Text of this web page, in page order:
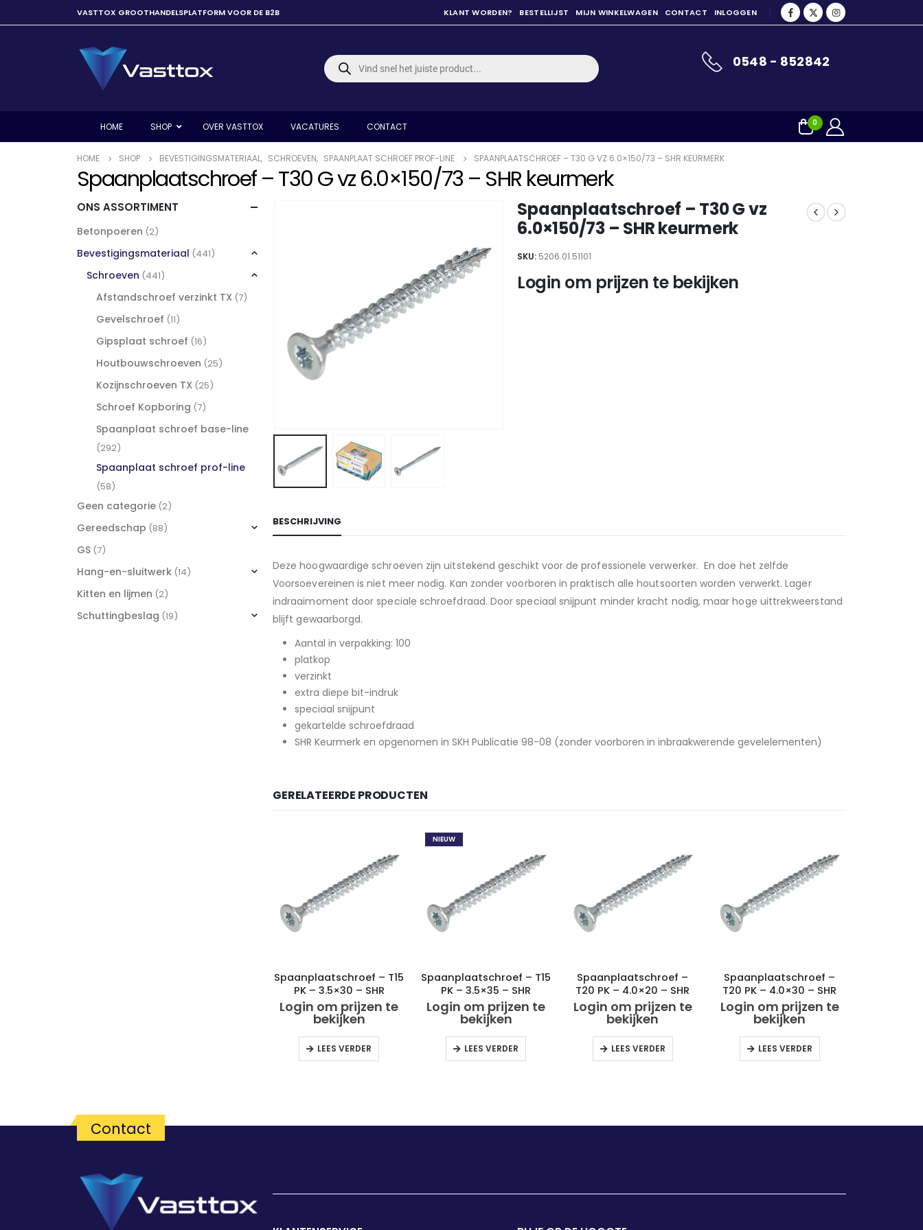
VASTTOX GROOTHANDELSPLATFORM VOOR DE B2B KLANT WORDEN? BESTELLIJST MIJN WINKELWAGEN CONTACT INLOGGEN
Producten
zoeken 0548 - 852842
HOME SHOP OVER VASTTOX VACATURES CONTACT 0
HOME SHOP BEVESTIGINGSMATERIAAL, SCHROEVEN, SPAANPLAAT SCHROEF PROF-LINE SPAANPLAATSCHROEF – T30 G VZ 6.0×150/73 – SHR KEURMERK
Spaanplaatschroef – T30 G vz 6.0×150/73 – SHR keurmerk
Spaanplaatschroef – T30 G vz
6.0×150/73 – SHR keurmerk
SKU: 5206.01.51101
Login om prijzen te bekijken
BESCHRIJVING
Deze hoogwaardige schroeven zijn uitstekend geschikt voor de professionele verwerker. En doe het zelfde
Voorsoevereinen is niet meer nodig. Kan zonder voorboren in praktisch alle houtsoorten worden verwerkt. Lager
indraaimoment door speciale schroefdraad. Door speciaal snijpunt minder kracht nodig, maar hoge uittrekweerstand
blijft gewaarborgd.
Aantal in verpakking: 100
platkop
verzinkt
extra diepe bit-indruk
speciaal snijpunt
gekartelde schroefdraad
SHR Keurmerk en opgenomen in SKH Publicatie 98-08 (zonder voorboren in inbraakwerende gevelelementen)
GERELATEERDE PRODUCTEN
Spaanplaatschroef – T15
PK – 3.5×30 – SHR
keurmerk
Login om prijzen te
bekijken
LEES VERDER
NIEUW
Spaanplaatschroef – T15
PK – 3.5×35 – SHR
keurmerk
Login om prijzen te
bekijken
LEES VERDER
Spaanplaatschroef –
T20 PK – 4.0×20 – SHR
keurmerk
Login om prijzen te
bekijken
LEES VERDER
Spaanplaatschroef –
T20 PK – 4.0×30 – SHR
keurmerk
Login om prijzen te
bekijken
LEES VERDER
ONS ASSORTIMENT
Betonpoeren (2)
Bevestigingsmateriaal (441)
Schroeven (441)
Afstandschroef verzinkt TX (7)
Gevelschroef (11)
Gipsplaat schroef (16)
Houtbouwschroeven (25)
Kozijnschroeven TX (25)
Schroef Kopboring (7)
Spaanplaat schroef base-line
(292)
Spaanplaat schroef prof-line
(58)
Geen categorie (2)
Gereedschap (88)
GS (7)
Hang-en-sluitwerk (14)
Kitten en lijmen (2)
Schuttingbeslag (19)
Contact